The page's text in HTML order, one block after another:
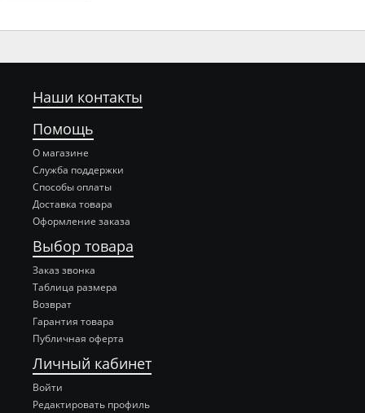
Наши контакты
Помощь
О магазине
Служба поддержки
Способы оплаты
Доставка товара
Оформление заказа
Выбор товара
Заказ звонка
Таблица размера
Возврат
Гарантия товара
Публичная оферта
Личный кабинет
Войти
Редактировать профиль